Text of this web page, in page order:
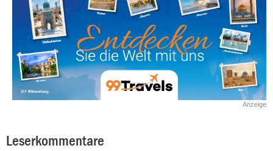
Anzeige
Leserkommentare